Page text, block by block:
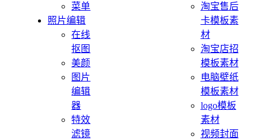
菜单
照片编辑
在线
抠图
美颜
图片
编辑
器
特效
滤镜
淘宝售后
卡模板素
材
淘宝店招
模板素材
电脑壁纸
模板素材
logo模板
素材
视频封面